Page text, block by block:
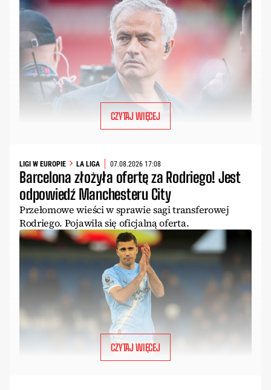
CZYTAJ WIĘCEJ
LIGI W EUROPIE LA LIGA 07.08.2026 17:08
Barcelona złożyła ofertę za Rodriego! Jest
odpowiedź Manchesteru City
Przełomowe wieści w sprawie sagi transferowej
Rodriego. Pojawiła się oficjalną oferta.
CZYTAJ WIĘCEJ